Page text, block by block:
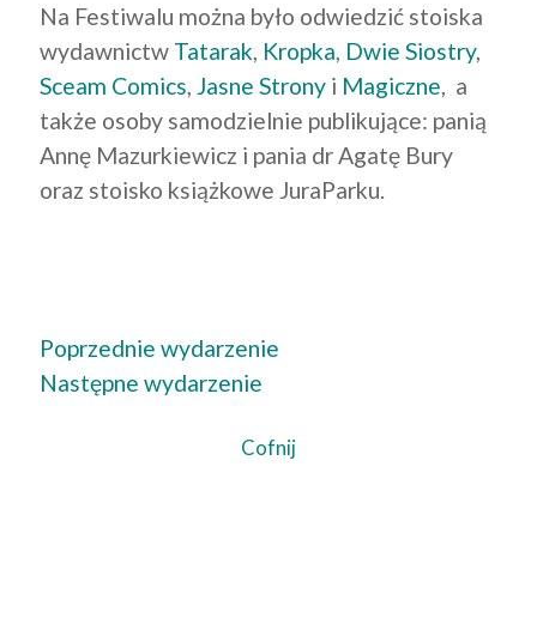
Na Festiwalu można było odwiedzić stoiska
wydawnictw Tatarak, Kropka, Dwie Siostry,
Sceam Comics, Jasne Strony i Magiczne, a
także osoby samodzielnie publikujące: panią
Annę Mazurkiewicz i pania dr Agatę Bury
oraz stoisko książkowe JuraParku.
Poprzednie wydarzenie
Następne wydarzenie
Cofnij